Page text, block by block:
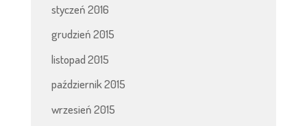
styczeń 2016
grudzień 2015
listopad 2015
październik 2015
wrzesień 2015